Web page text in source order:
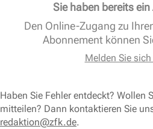
Sie haben bereits
Den Online-Zugang zu
Abonnement können
Melden Sie
Haben Sie Fehler entdeckt? Wollen
mitteilen? Dann kontaktieren Sie
redaktion@zfk.de.